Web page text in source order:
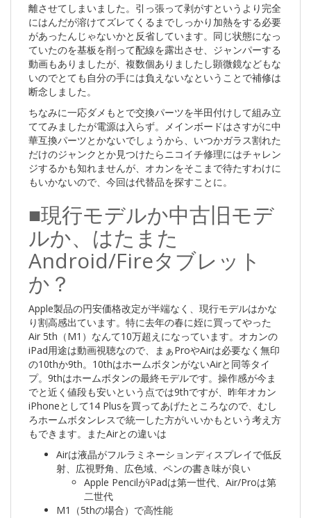
離させてしまいました。引っ張って剥がすというより完全
にはんだが溶けてズレてくるまでしっかり加熱をする必要
があったんじゃないかと反省しています。同じ状態になっ
ていたのを基板を削って配線を露出させ、ジャンパーする
動画もありましたが、複数個ありましたし顕微鏡などもな
いのでとても自分の手には負えないなということで補修は
断念しました。
ちなみに一応ダメもとで交換パーツを半田付けして組み立
ててみましたが電源は入らず。メインボードはさすがに中
華互換パーツとかないでしょうから、いつかガラス割れた
だけのジャンクとか見つけたらニコイチ修理にはチャレン
ジするかも知れませんが、オカンをそこまで待たすわけに
もいかないので、今回は代替品を探すことに。
■現行モデルか中古旧モデ
ルか、はたまた
Android/Fireタブレット
か？
Apple製品の円安価格改定が半端なく、現行モデルはかな
り割高感出ています。特に去年の春に姪に買ってやった
Air 5th（M1）なんて10万超えになっています。オカンの
iPad用途は動画視聴なので、まぁProやAirは必要なく無印
の10thか9th。10thはホームボタンがないAirと同等タイ
プ。9thはホームボタンの最終モデルです。操作感が今ま
でと近く値段も安いという点では9thですが、昨年オカン
iPhoneとして14 Plusを買ってあげたところなので、むし
ろホームボタンレスで統一した方がいいかもという考え方
もできます。またAirとの違いは
Airは液晶がフルラミネーションディスプレイで低反
射、広視野角、広色域、ペンの書き味が良い
Apple PencilがiPadは第一世代、Air/Proは第
二世代
M1（5thの場合）で高性能